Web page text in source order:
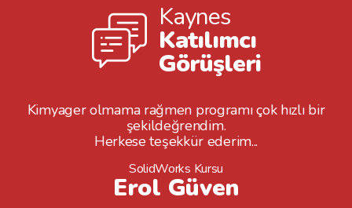
Kaynes
Katılımcı
Görüşleri
Kimyager olmama rağmen programı çok hızlı bir
şekildeğrendim.
Herkese teşekkür ederim...
SolidWorks Kursu
Erol Güven